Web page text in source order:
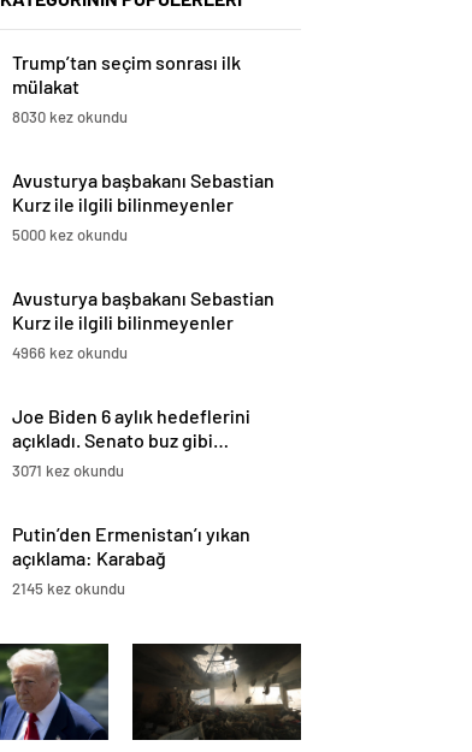
Trump’tan seçim sonrası ilk
mülakat
8030 kez okundu
Avusturya başbakanı Sebastian
Kurz ile ilgili bilinmeyenler
5000 kez okundu
Avusturya başbakanı Sebastian
Kurz ile ilgili bilinmeyenler
4966 kez okundu
Joe Biden 6 aylık hedeflerini
açıkladı. Senato buz gibi…
3071 kez okundu
Putin’den Ermenistan’ı yıkan
açıklama: Karabağ
Azerbaycan’ın ayrılmaz bir
2145 kez okundu